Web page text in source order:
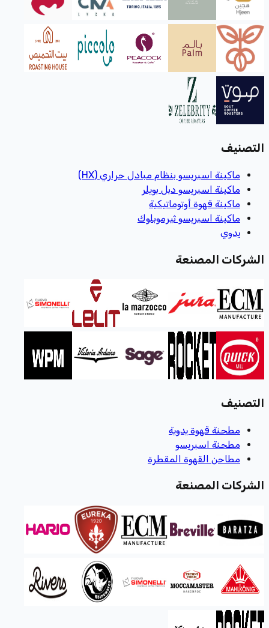
التصنيف
ماكينة اسبريسو بنظام مبادل حراري (HX)
ماكينة اسبريسو دبل بويلر
ماكينة قهوة أوتوماتيكية
ماكينة اسبريسو ثيرموبلوك
يدوي
الشركات المصنعة
التصنيف
مطحنة قهوة يدوية
مطحنة اسبريسو
مطاحن القهوة المقطرة
الشركات المصنعة